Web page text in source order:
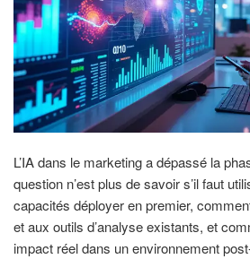
L’IA dans le marketing a dépassé la
question n’est plus de savoir s’il faut
capacités déployer en premier,
et aux outils d’analyse existants, et
impact réel dans un environnement